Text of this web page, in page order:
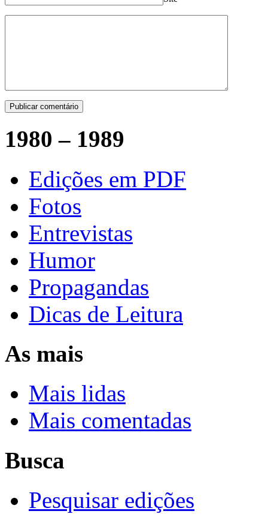
1980 – 1989
Edições em PDF
Fotos
Entrevistas
Humor
Propagandas
Dicas de Leitura
As mais
Mais lidas
Mais comentadas
Busca
Pesquisar edições